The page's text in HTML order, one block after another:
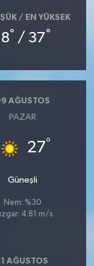
/ EN YÜKSEK
° / 37°
AĞUSTOS
PAZAR
27°
Güneşli
Nem: %30
4.81 m/s
AĞUSTOS